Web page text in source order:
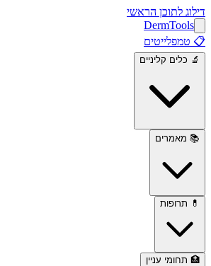
דילוג לתוכן הראשי
DermTools
📋 טמפלייטים
🔬 כלים קליניים
📚 מאמרים
💊 תרופות
🏥 תחומי עניין